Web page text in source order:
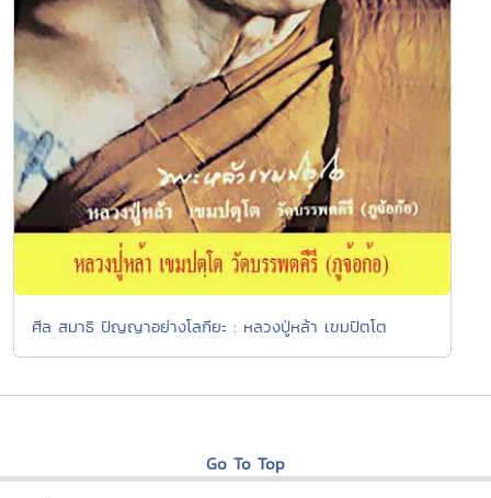
ศีล สมาธิ ปัญญาอย่างโลกียะ : หลวงปู่หล้า เขมปัตโต
Go To Top